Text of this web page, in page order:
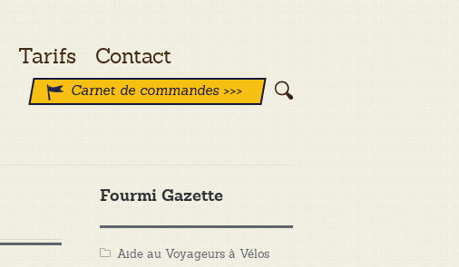
Tarifs Contact
Carnet de commandes >>>
Fourmi Gazette
Aide au Voyageurs à Vélos